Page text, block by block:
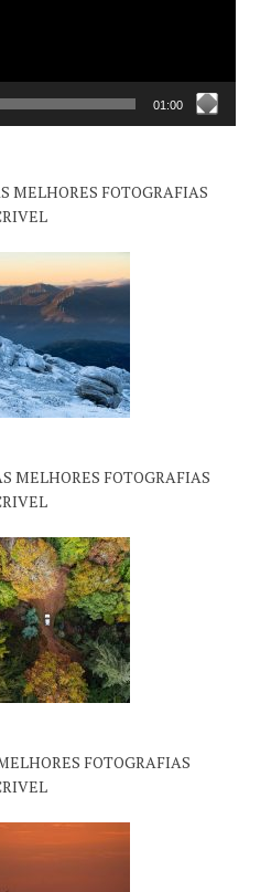
01:00
MELHORES FOTOGRAFIAS
MELHORES FOTOGRAFIAS
FOTOGRAFIAS